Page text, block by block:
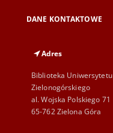
DANE KONTAKTOWE
Adres
Biblioteka Uniwersytetu
Zielonogórskiego
al. Wojska Polskiego 71
65-762 Zielona Góra